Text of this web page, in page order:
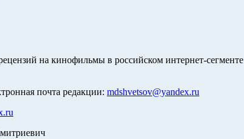
на кинофильмы в российском интернет-сегменте
почта редакции: mdshvetsov@yandex.ru